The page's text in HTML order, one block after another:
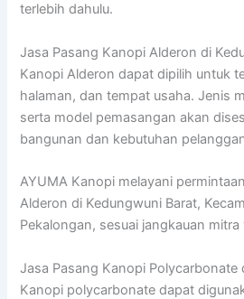
terlebih dahulu.
Jasa Pasang Kanopi Alderon di
Kanopi Alderon dapat dipilih untuk
halaman, dan tempat usaha. Jenis
serta model pemasangan akan
bangunan dan kebutuhan
AYUMA Kanopi melayani
Alderon di Kedungwuni Barat,
Pekalongan, sesuai jangkauan
Jasa Pasang Kanopi Polycarbonate
Kanopi polycarbonate dapat